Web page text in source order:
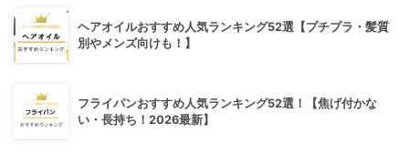
ヘアオイルおすすめ人気ランキング52選【プチプラ・髪質
別やメンズ向けも！】
フライパンおすすめ人気ランキング52選！【焦げ付かな
い・長持ち！2026最新】